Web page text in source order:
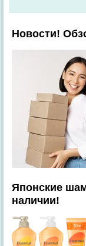
Новости!
Японские
наличии!